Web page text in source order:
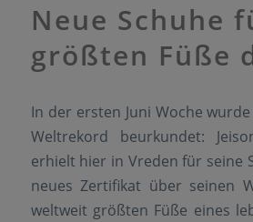
Neue Schuhe
größten Füße
In der ersten Juni Woche
Weltrekord beurkundet:
erhielt hier in Vreden für seine
neues Zertifikat über seinen
weltweit größten Füße eines